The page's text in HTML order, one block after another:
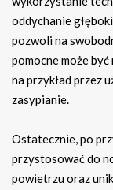
oddychanie
pozwoli na
pomocne może
na przykład przez
zasypianie.
Ostatecznie, po
przystosować do
powietrzu oraz